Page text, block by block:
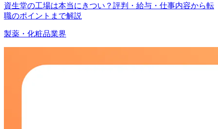
資生堂の工場は本当にきつい？評判・給与・仕事内容から転
職のポイントまで解説
製薬・化粧品業界